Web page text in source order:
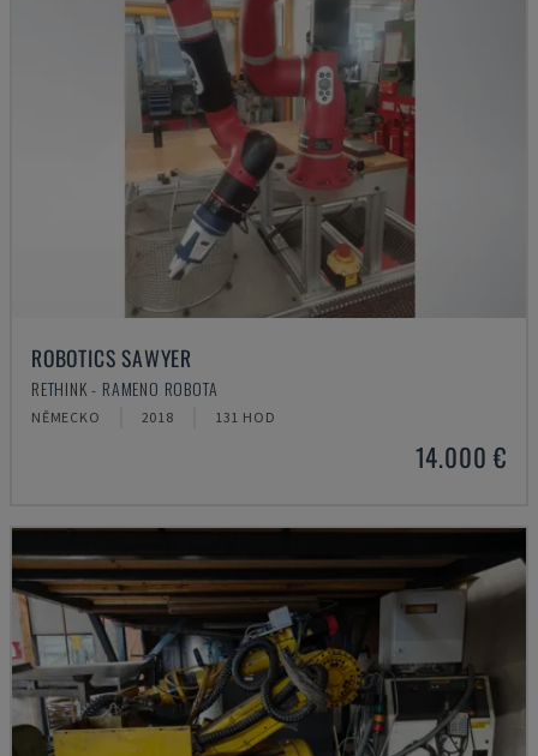
ROBOTICS SAWYER
RETHINK - RAMENO ROBOTA
NĚMECKO 2018 131 HOD
14.000 €